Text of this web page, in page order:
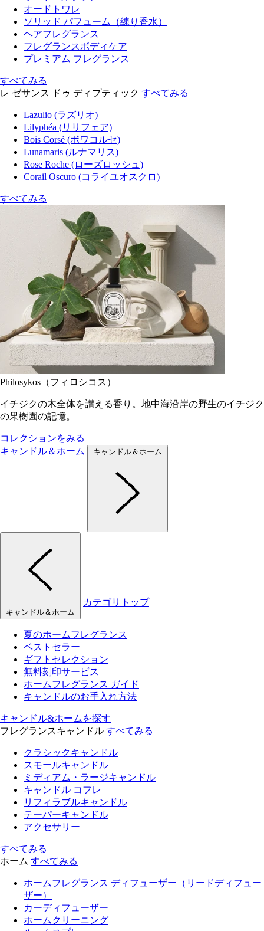
オードトワレ
ソリッド パフューム（練り香水）
ヘアフレグランス
フレグランスボディケア
プレミアム フレグランス
すべてみる
レ ゼサンス ドゥ ディプティック すべてみる
Lazulio (ラズリオ)
Lilyphéa (リリフェア)
Bois Corsé (ボワコルセ)
Lunamaris (ルナマリス)
Rose Roche (ローズロッシュ)
Corail Oscuro (コライユオスクロ)
すべてみる
Philosykos（フィロシコス）
イチジクの木全体を讃える香り。地中海沿岸の野生のイチジク
の果樹園の記憶。
コレクションをみる
キャンドル＆ホーム
キャンドル＆ホーム
キャンドル＆ホーム
カテゴリトップ
夏のホームフレグランス
ベストセラー
ギフトセレクション
無料刻印サービス
ホームフレグランス ガイド
キャンドルのお手入れ方法
キャンドル&ホームを探す
フレグランスキャンドル すべてみる
クラシックキャンドル
スモールキャンドル
ミディアム・ラージキャンドル
キャンドル コフレ
リフィラブルキャンドル
テーパーキャンドル
アクセサリー
すべてみる
ホーム すべてみる
ホームフレグランス ディフューザー（リードディフュー
ザー）
カーディフューザー
ホームクリーニング